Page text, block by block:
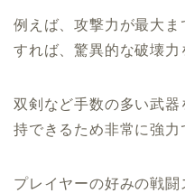
例えば、攻撃力が最大
すれば、驚異的な破壊力
双剣など手数の多い武
持できるため非常に強力
プレイヤーの好みの戦